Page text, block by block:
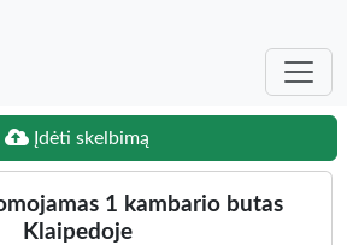
Įdėti skelbimą
1 kambario butas
Klaipedoje